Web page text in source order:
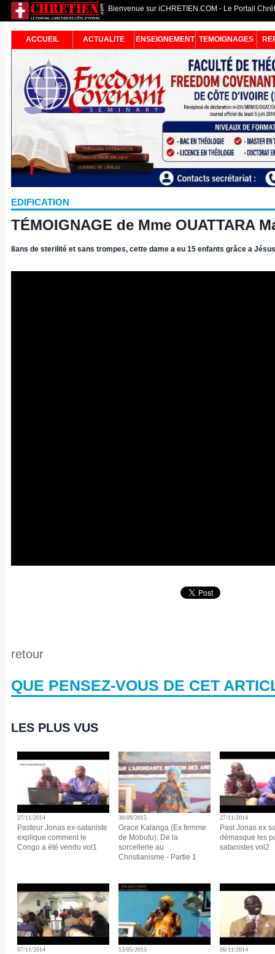
Bienvenue sur iCHRETIEN.COM - Le Portail
ACCUEIL ACTUALITE ENSEIGNEMENT TEMOIGNAGES
EDIFICATION
TÉMOIGNAGE de Mme OUATTARA
8ans de sterilité et sans trompes, cette dame a eu 15 enfants grâce a Jésus
retour
QUE PENSEZ-VOUS DE CET
LES PLUS VUS
27/11/2014
Pasteur Jonas ex-sataniste
explique comment le
Congo a été vendu vol1
30/09/2015
Grace Kalanga (Ex femme
de Mobutu): De la
sorcellerie au
Christianisme - Partie 1
27/11/2014
Past Jonas ex
démasque les
satanistes vol2
07/11/2014 13/05/2015 06/11/2014